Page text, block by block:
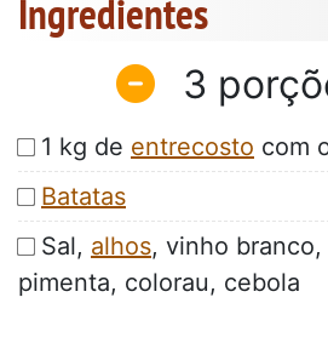
Ingredientes
3
1 kg de entrecosto com
Batatas
Sal, alhos, vinho
pimenta, colorau, cebola